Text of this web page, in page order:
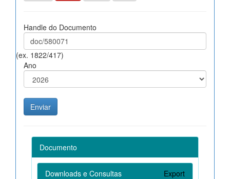
Handle do Documento
(ex. 1822/417)
Ano
Documento
Downloads e Consultas Export